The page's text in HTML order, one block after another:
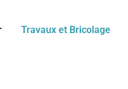
Travaux et Bricolage